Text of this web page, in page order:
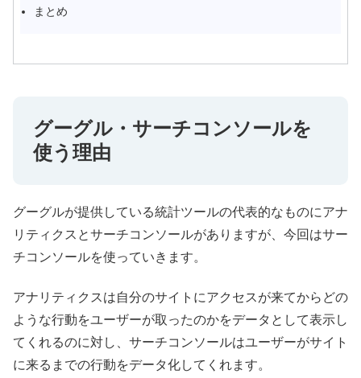
まとめ
グーグル・サーチコンソールを
使う理由
グーグルが提供している統計ツールの代表的なものにアナ
リティクスとサーチコンソールがありますが、今回はサー
チコンソールを使っていきます。
アナリティクスは自分のサイトにアクセスが来てからどの
ような行動をユーザーが取ったのかをデータとして表示し
てくれるのに対し、サーチコンソールはユーザーがサイト
に来るまでの行動をデータ化してくれます。